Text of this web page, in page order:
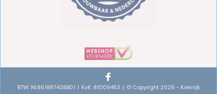
BTW: NL861887438B01 KvK: 81009453 © Copyright 2026 - Kiesrijk